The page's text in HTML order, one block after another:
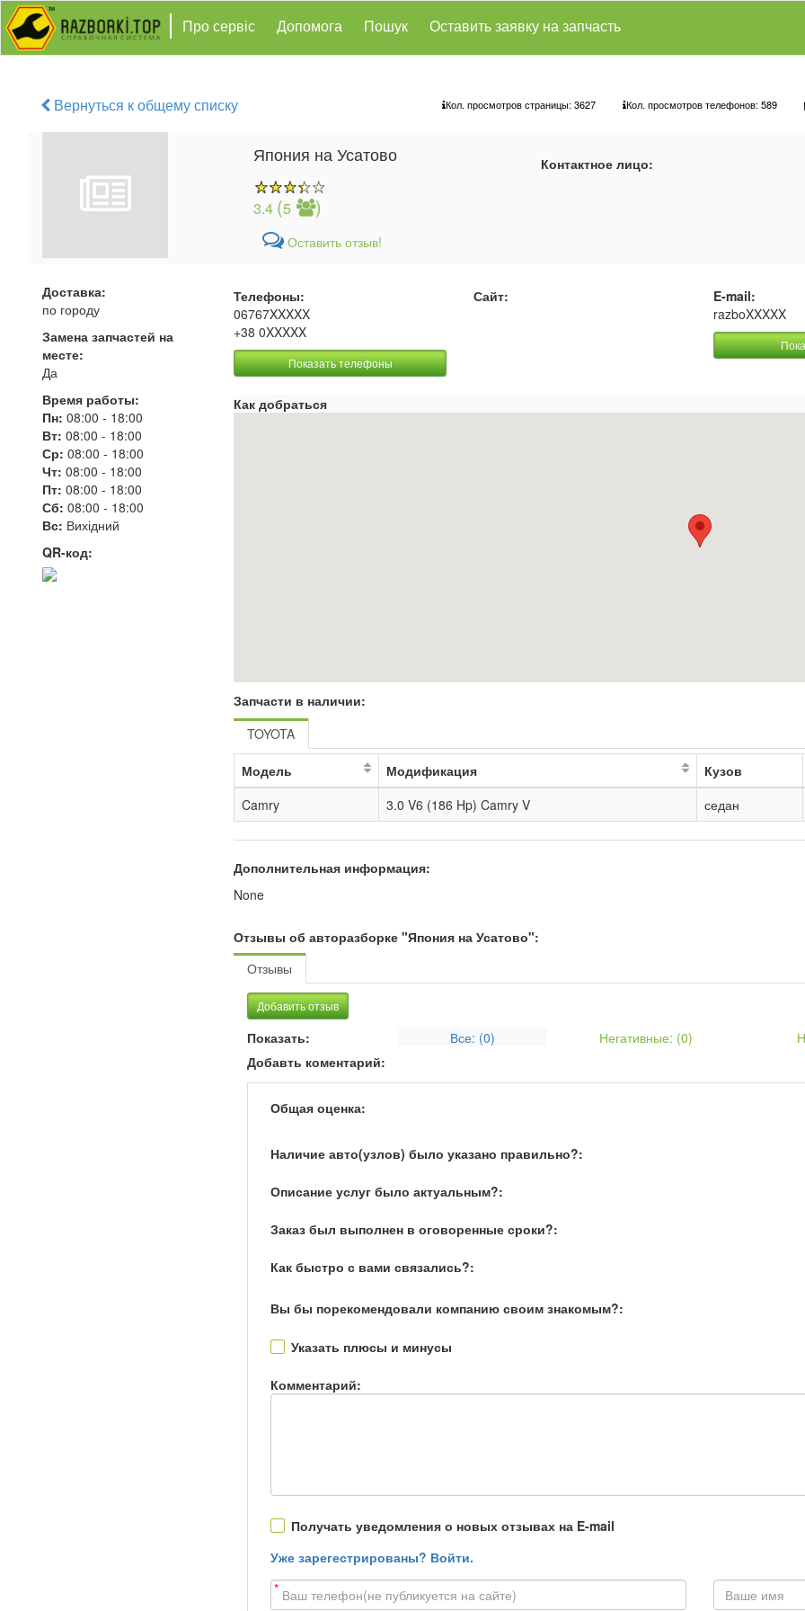
Про сервіс Допомога Пошук Оставить заявку на запчасть
Вернуться к общему списку Кол. просмотров страницы: 3627 Кол. просмотров телефонов: 589
Япония на Усатово
3.4 (5 )
Оставить отзыв!
Контактное лицо:
Доставка:
по городу
Замена запчастей на
месте:
Да
Время работы:
Пн: 08:00 - 18:00
Вт: 08:00 - 18:00
Ср: 08:00 - 18:00
Чт: 08:00 - 18:00
Пт: 08:00 - 18:00
Сб: 08:00 - 18:00
Вс: Вихідний
QR-код:
Телефоны:
06767XXXXX
+38 0XXXXX
Показать телефоны
Сайт:
E-mail:
razboXXXXX
Как добраться
Запчасти в наличии:
TOYOTA
Модель Модификация Кузов
Camry
3.0 V6 (186 Hp) Camry V седан
Дополнительная информация:
None
Отзывы об авторазборке "Япония на Усатово":
Отзывы
Добавить отзыв
Показать: Все: (0) Негативные: (0)
Добавть коментарий:
Общая оценка:
Наличие авто(узлов) было указано правильно?:
Описание услуг было актуальным?:
Заказ был выполнен в оговоренные сроки?:
Как быстро с вами связались?:
Вы бы порекомендовали компанию своим знакомым?:
Указать плюсы и минусы
Комментарий:
Получать уведомления о новых отзывах на E-mail
Уже зарегестрированы? Войти.
*